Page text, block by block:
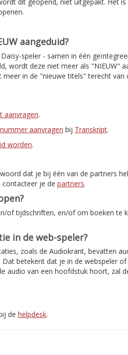
aangeduid?
speler - samen in één
wordt deze niet meer als "NIEUW"
in de "nieuwe titels" terecht van
aanvragen.
aanvragen bij Transkript.
worden.
dat je bij één van de partners
je de partners.
of tijdschriften, en/of om boeken te
in de web-speler?
zoals de Audiokrant, bevatten
betekent dat je in de webspeler of
audio van een hoofdstuk hoort, zal
de helpdesk.